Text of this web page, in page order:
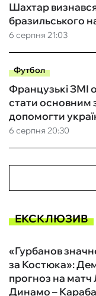
6 серпня 21:03
Шахтар
бразильського
Футбол
6 серпня 20:30
Французькі ЗМІ
стати
допомогти
ЕКСКЛЮЗИВ
«Гурбанов
за Костюка»:
прогноз на матч
Динамо –